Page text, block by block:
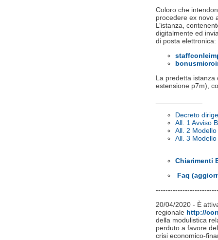
Coloro che
procedere ex novo
L’istanza,
digitalmente ed
di posta elettronica:
La predetta
estensione p7m),
Decreto
All. 1 Avviso
All. 2
All. 3
Chiarimenti
Faq
20/04/2020 - È
regionale http://
della modulistica
perduto a favore
crisi economico-